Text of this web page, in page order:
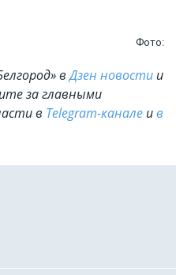
Фото:
вДзен новости и
за главными
в Telegram-канале ив